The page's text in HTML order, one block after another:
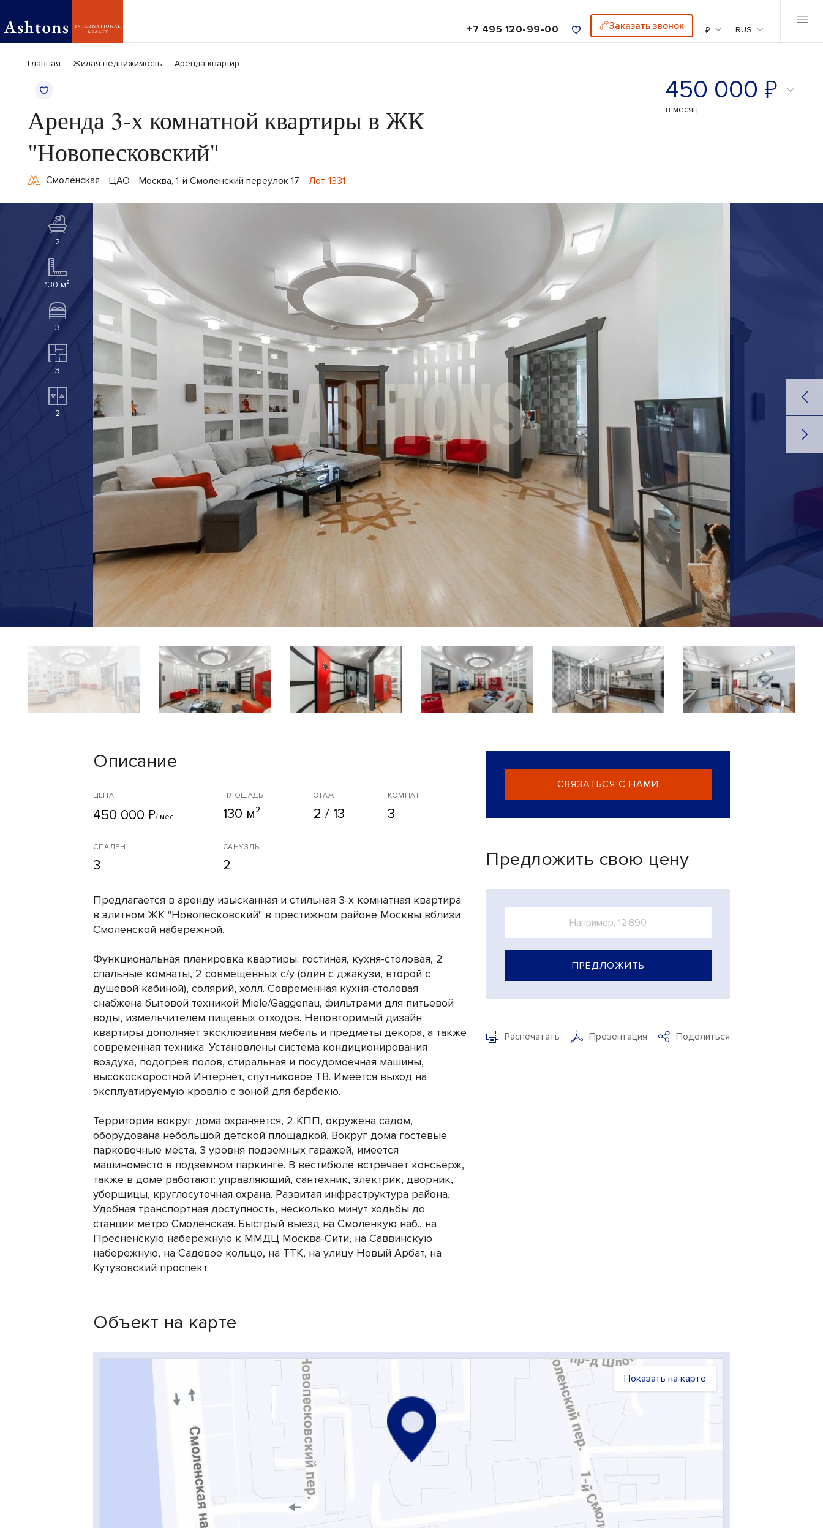
+7 495 120-99-00 Заказать звонок ₽ RUS
Главная Жилая недвижимость Аренда квартир
Аренда 3-х комнатной квартиры в ЖК
"Новопесковский"
Смоленская ЦАО Москва, 1-й Смоленский переулок 17 Лот 1331
450 000 ₽
в месяц
2
130 м²
3
3
2
Описание
ЦЕНА
450 000 ₽/ мес
ПЛОЩАДЬ
130 м²
ЭТАЖ
2 / 13
КОМНАТ
3
СПАЛЕН
3
САНУЗЛЫ
2
Предлагается в аренду изысканная и стильная 3-х комнатная квартира
в элитном ЖК "Новопесковский" в престижном районе Москвы вблизи
Смоленской набережной.
Функциональная планировка квартиры: гостиная, кухня-столовая, 2
спальные комнаты, 2 совмещенных с/у (один с джакузи, второй с
душевой кабиной), солярий, холл. Современная кухня-столовая
снабжена бытовой техникой Miele/Gaggenau, фильтрами для питьевой
воды, измельчителем пищевых отходов. Неповторимый дизайн
квартиры дополняет эксклюзивная мебель и предметы декора, а также
современная техника. Установлены система кондиционирования
воздуха, подогрев полов, стиральная и посудомоечная машины,
высокоскоростной Интернет, спутниковое ТВ. Имеется выход на
эксплуатируемую кровлю с зоной для барбекю.
Территория вокруг дома охраняется, 2 КПП, окружена садом,
оборудована небольшой детской площадкой. Вокруг дома гостевые
парковочные места, 3 уровня подземных гаражей, имеется
машиноместо в подземном паркинге. В вестибюле встречает консьерж,
также в доме работают: управляющий, сантехник, электрик, дворник,
уборщицы, круглосуточная охрана. Развитая инфраструктура района.
Удобная транспортная доступность, несколько минут ходьбы до
станции метро Смоленская. Быстрый выезд на Смоленкую наб., на
Пресненскую набережную к ММДЦ Москва-Сити, на Саввинскую
набережную, на Садовое кольцо, на ТТК, на улицу Новый Арбат, на
Кутузовский проспект.
СВЯЗАТЬСЯ С НАМИ
Предложить свою цену
ПРЕДЛОЖИТЬ
Распечатать Презентация Поделиться
Объект на карте
Показать на карте